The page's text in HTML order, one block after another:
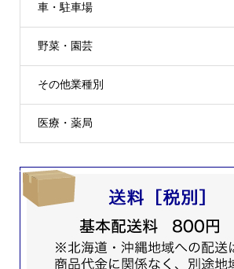
車・駐車場
野菜・園芸
その他業種別
医療・薬局